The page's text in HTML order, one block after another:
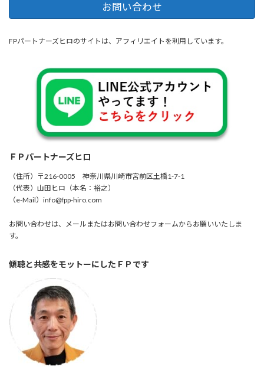
お問い合わせ
FPパートナーズヒロのサイトは、アフィリエイトを利用しています。
ＦＰパートナーズヒロ
（住所）〒216-0005 神奈川県川崎市宮前区土橋1-7-1
（代表）山田ヒロ（本名：裕之）
（e-Mail）info@fpp-hiro.com
お問い合わせは、メールまたはお問い合わせフォームからお願いいたしま
す。
傾聴と共感をモットーにしたＦＰです